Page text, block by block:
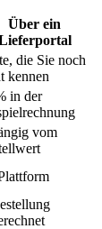
Über ein
die Sie noch
kennen
in der
vom